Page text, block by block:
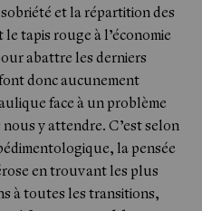
et la répartition des
tapis rouge à l’économie
abattre les derniers
donc aucunement
face à un problème
y attendre. C’est selon
la pensée
en trouvant les plus
à toutes les transitions,